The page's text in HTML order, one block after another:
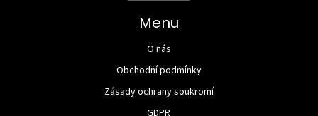
Menu
O nás
Obchodní podmínky
Zásady ochrany soukromí
GDPR